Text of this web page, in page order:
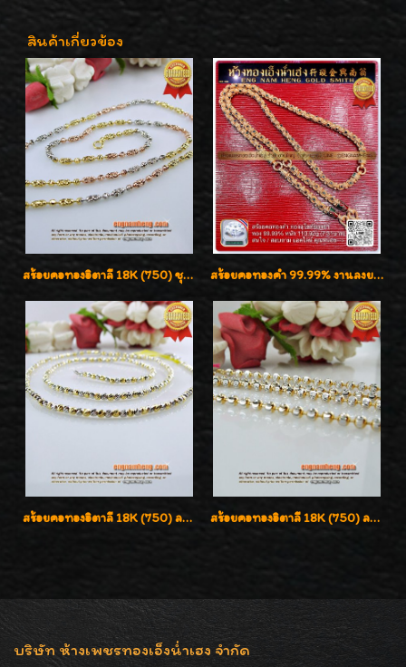
สินค้าเกี่ยวข้อง
สร้อยคอทองอิตาลี 18K (750) ชุบ 3 สี แกะลายสวยรุ่นใหม่ ลายละเอียดเงาวิบวับค่ะ สร้อยคอทองคำ 99.99% งานลงยาสุโขทัยแท้ งานช่างทองโบราณ หรูหรา น่าสะสมค่ะ
สร้อยคอทองอิตาลี 18K (750) ลายสวยตัดเหลี่ยมคมชัด ใส่สวยน่ารักค่ะ สร้อยคอทองอิตาลี 18K (750) ลายยินตันแกะมูนคัดสวย ลายนี้เงามากๆค่ะ ใส่ทนแข็งแรง
บริษัท ห้างเพชรทองเอ็งน่ำเฮง จำกัด